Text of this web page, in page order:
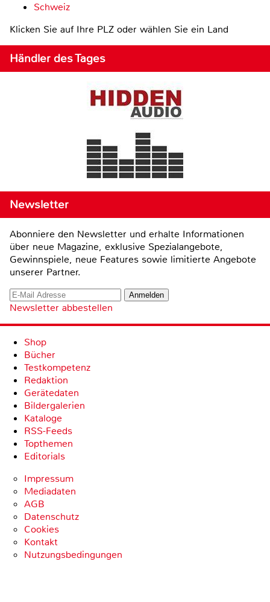
Schweiz
Klicken Sie auf Ihre PLZ oder wählen Sie ein Land
Händler des Tages
Newsletter
Abonniere den Newsletter und erhalte Informationen
über neue Magazine, exklusive Spezialangebote,
Gewinnspiele, neue Features sowie limitierte Angebote
unserer Partner.
Newsletter abbestellen
Shop
Bücher
Testkompetenz
Redaktion
Gerätedaten
Bildergalerien
Kataloge
RSS-Feeds
Topthemen
Editorials
Impressum
Mediadaten
AGB
Datenschutz
Cookies
Kontakt
Nutzungsbedingungen